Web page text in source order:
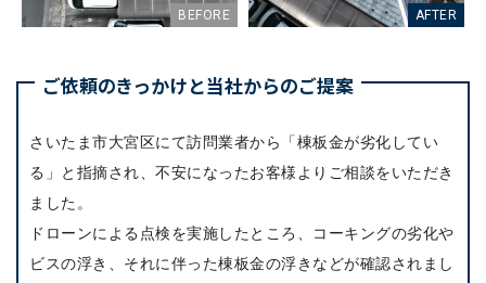
ご依頼のきっかけと当社からのご提案
さいたま市大宮区にて訪問業者から「棟板金が劣化してい
る」と指摘され、不安になったお客様よりご相談をいただき
ました。
ドローンによる点検を実施したところ、コーキングの劣化や
ビスの浮き、それに伴った棟板金の浮きなどが確認されまし